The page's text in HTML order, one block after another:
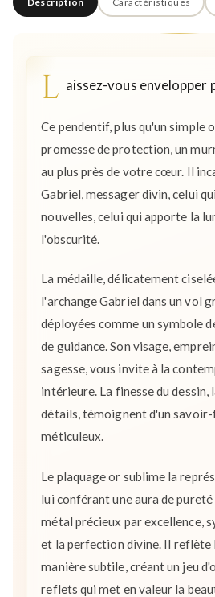
L aissez-vous envelopper
Ce pendentif, plus qu'un simple
promesse de protection, un
au plus près de votre cœur. Il
Gabriel, messager divin, celui
nouvelles, celui qui apporte la
l'obscurité.
La médaille, délicatement
l'archange Gabriel dans un vol
déployées comme un symbole
de guidance. Son visage,
sagesse, vous invite à la
intérieure. La finesse du dessin,
détails, témoignent d'un
méticuleux.
Le plaquage or sublime la
lui conférant une aura de pureté
métal précieux par excellence,
et la perfection divine. Il reflète
manière subtile, créant un jeu
reflets qui met en valeur la